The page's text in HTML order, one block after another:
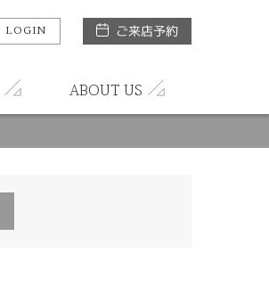
LOGIN ご来店予約
ABOUT US